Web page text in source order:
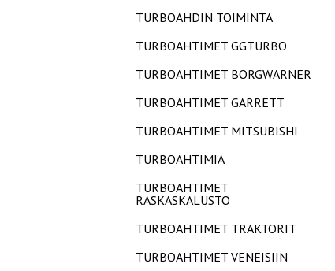
TURBOAHDIN TOIMINTA
TURBOAHTIMET GGTURBO
TURBOAHTIMET BORGWARNER
TURBOAHTIMET GARRETT
TURBOAHTIMET MITSUBISHI
TURBOAHTIMIA
TURBOAHTIMET
RASKASKALUSTO
TURBOAHTIMET TRAKTORIT
TURBOAHTIMET VENEISIIN